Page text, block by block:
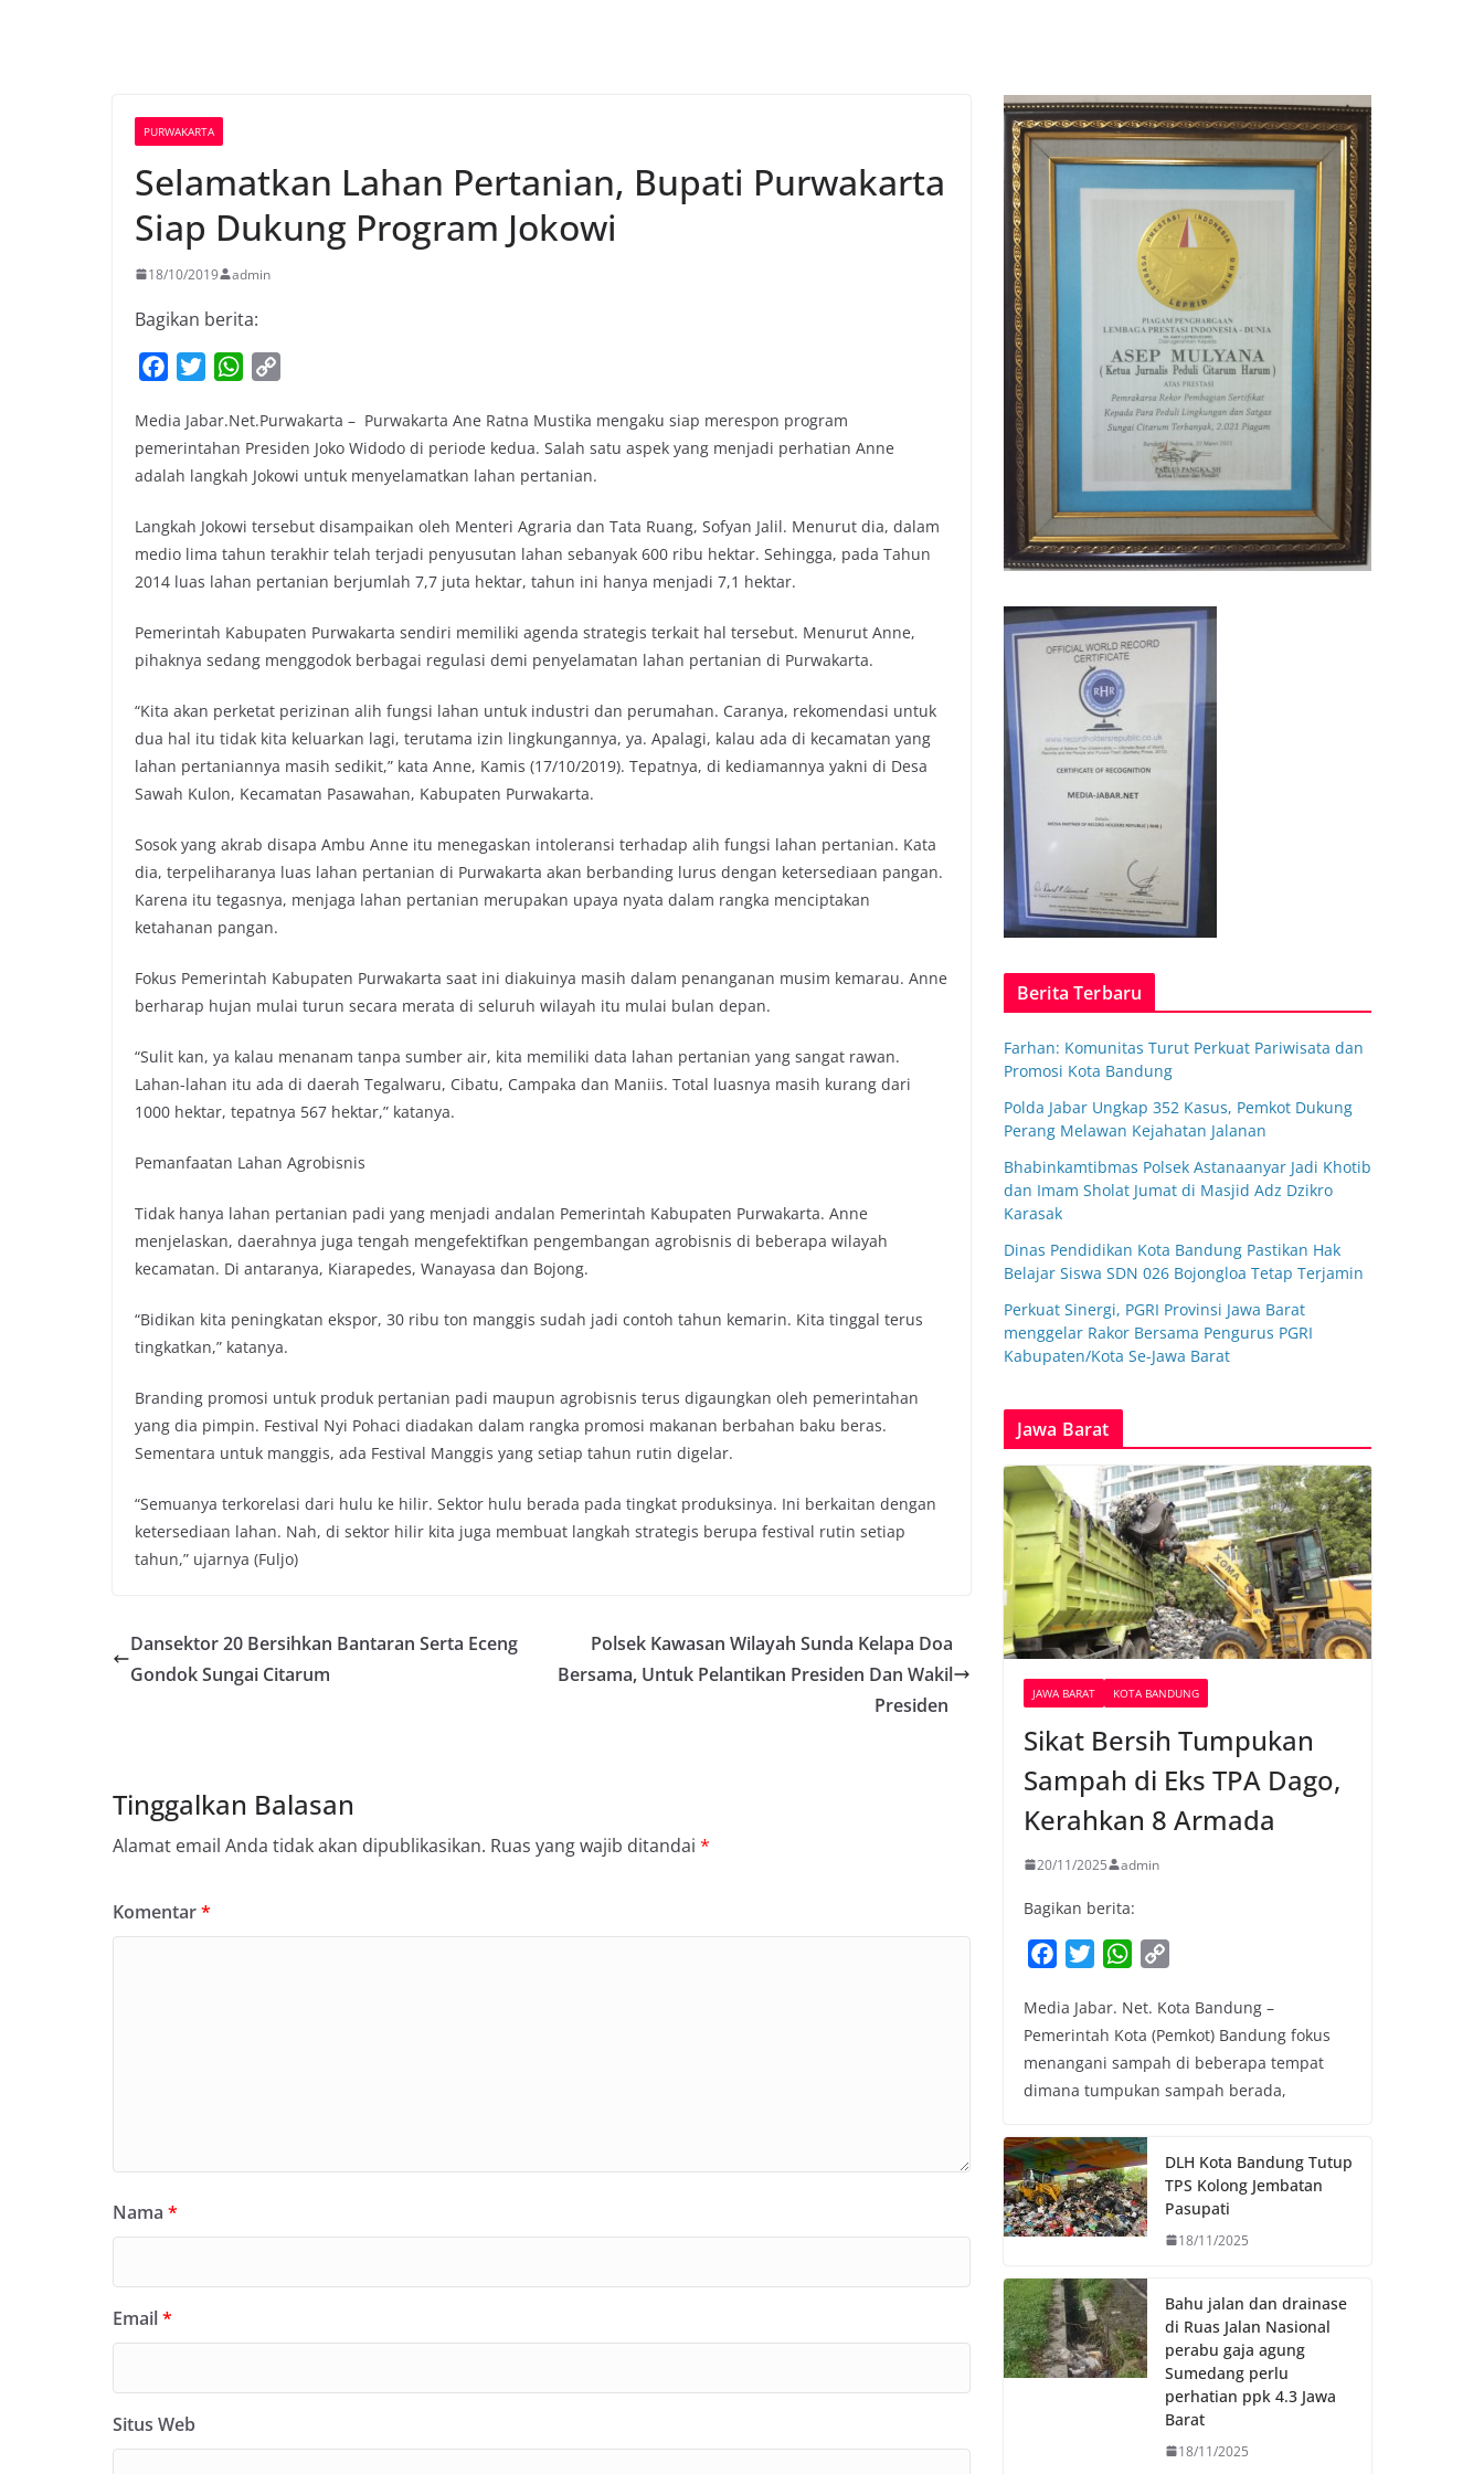
PURWAKARTA
Selamatkan Lahan Pertanian, Bupati Purwakarta
Siap Dukung Program Jokowi
18/10/2019 admin
Bagikan berita:
c
e
b
o
k
i
t
t
r
W
a
t
s
p
p
p
y
L
n
k
Media Jabar.Net.Purwakarta – Purwakarta Ane Ratna Mustika mengaku siap merespon program
pemerintahan Presiden Joko Widodo di periode kedua. Salah satu aspek yang menjadi perhatian Anne
adalah langkah Jokowi untuk menyelamatkan lahan pertanian.
Langkah Jokowi tersebut disampaikan oleh Menteri Agraria dan Tata Ruang, Sofyan Jalil. Menurut dia, dalam
medio lima tahun terakhir telah terjadi penyusutan lahan sebanyak 600 ribu hektar. Sehingga, pada Tahun
2014 luas lahan pertanian berjumlah 7,7 juta hektar, tahun ini hanya menjadi 7,1 hektar.
Pemerintah Kabupaten Purwakarta sendiri memiliki agenda strategis terkait hal tersebut. Menurut Anne,
pihaknya sedang menggodok berbagai regulasi demi penyelamatan lahan pertanian di Purwakarta.
“Kita akan perketat perizinan alih fungsi lahan untuk industri dan perumahan. Caranya, rekomendasi untuk
dua hal itu tidak kita keluarkan lagi, terutama izin lingkungannya, ya. Apalagi, kalau ada di kecamatan yang
lahan pertaniannya masih sedikit,” kata Anne, Kamis (17/10/2019). Tepatnya, di kediamannya yakni di Desa
Sawah Kulon, Kecamatan Pasawahan, Kabupaten Purwakarta.
Sosok yang akrab disapa Ambu Anne itu menegaskan intoleransi terhadap alih fungsi lahan pertanian. Kata
dia, terpeliharanya luas lahan pertanian di Purwakarta akan berbanding lurus dengan ketersediaan pangan.
Karena itu tegasnya, menjaga lahan pertanian merupakan upaya nyata dalam rangka menciptakan
ketahanan pangan.
Fokus Pemerintah Kabupaten Purwakarta saat ini diakuinya masih dalam penanganan musim kemarau. Anne
berharap hujan mulai turun secara merata di seluruh wilayah itu mulai bulan depan.
“Sulit kan, ya kalau menanam tanpa sumber air, kita memiliki data lahan pertanian yang sangat rawan.
Lahan-lahan itu ada di daerah Tegalwaru, Cibatu, Campaka dan Maniis. Total luasnya masih kurang dari
1000 hektar, tepatnya 567 hektar,” katanya.
Pemanfaatan Lahan Agrobisnis
Tidak hanya lahan pertanian padi yang menjadi andalan Pemerintah Kabupaten Purwakarta. Anne
menjelaskan, daerahnya juga tengah mengefektifkan pengembangan agrobisnis di beberapa wilayah
kecamatan. Di antaranya, Kiarapedes, Wanayasa dan Bojong.
“Bidikan kita peningkatan ekspor, 30 ribu ton manggis sudah jadi contoh tahun kemarin. Kita tinggal terus
tingkatkan,” katanya.
Branding promosi untuk produk pertanian padi maupun agrobisnis terus digaungkan oleh pemerintahan
yang dia pimpin. Festival Nyi Pohaci diadakan dalam rangka promosi makanan berbahan baku beras.
Sementara untuk manggis, ada Festival Manggis yang setiap tahun rutin digelar.
“Semuanya terkorelasi dari hulu ke hilir. Sektor hulu berada pada tingkat produksinya. Ini berkaitan dengan
ketersediaan lahan. Nah, di sektor hilir kita juga membuat langkah strategis berupa festival rutin setiap
tahun,” ujarnya (Fuljo)
Dansektor 20 Bersihkan Bantaran Serta Eceng
Gondok Sungai Citarum
Polsek Kawasan Wilayah Sunda Kelapa Doa
Bersama, Untuk Pelantikan Presiden Dan Wakil
Presiden
Tinggalkan Balasan
Alamat email Anda tidak akan dipublikasikan. Ruas yang wajib ditandai *
Komentar*
Nama *
Email*
Situs Web
Berita Terbaru
Farhan: Komunitas Turut Perkuat Pariwisata dan
Promosi Kota Bandung
Polda Jabar Ungkap 352 Kasus, Pemkot Dukung
Perang Melawan Kejahatan Jalanan
Bhabinkamtibmas Polsek Astanaanyar Jadi Khotib
dan Imam Sholat Jumat di Masjid Adz Dzikro
Karasak
Dinas Pendidikan Kota Bandung Pastikan Hak
Belajar Siswa SDN 026 Bojongloa Tetap Terjamin
Perkuat Sinergi, PGRI Provinsi Jawa Barat
menggelar Rakor Bersama Pengurus PGRI
Kabupaten/Kota Se-Jawa Barat
Jawa Barat
JAWA BARAT KOTA BANDUNG
Sikat Bersih Tumpukan
Sampah di Eks TPA Dago,
Kerahkan 8 Armada
20/11/2025 admin
Bagikan berita:
c
e
b
o
k
i
t
t
e
W
a
t
s
A
p
p
y
L
i
k
Media Jabar. Net. Kota Bandung –
Pemerintah Kota (Pemkot) Bandung fokus
menangani sampah di beberapa tempat
dimana tumpukan sampah berada,
DLH Kota Bandung Tutup
TPS Kolong Jembatan
Pasupati
18/11/2025
Bahu jalan dan drainase
di Ruas Jalan Nasional
perabu gaja agung
Sumedang perlu
perhatian ppk 4.3 Jawa
Barat
18/11/2025